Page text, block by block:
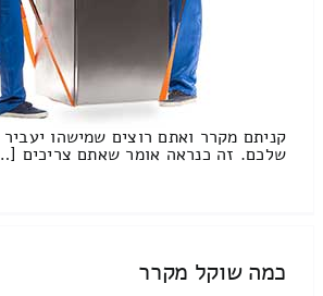
קניתם מקרר ואתם רוצים שמישהו
שלכם. זה כנראה אומר שאתם צריכים
כמה שוקל מקרר